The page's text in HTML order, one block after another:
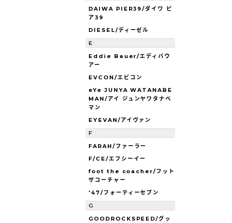
DAIWA PIER39/ダイワ ピ
ア39
DIESEL/ディーゼル
E
Eddie Bauer/エディバウ
アー
EVCON/エビコン
eYe JUNYA WATANABE
MAN/アイ ジュンヤワタナベ
マン
EYEVAN/アイヴァン
F
FARAH/ファーラー
F/CE/エフシーイー
foot the coacher/フット
ザコーチャー
'47/フォーティーセブン
G
GOODROCKSPEED/グッ